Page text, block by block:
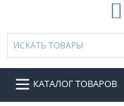
КАТАЛОГ ТОВАРОВ